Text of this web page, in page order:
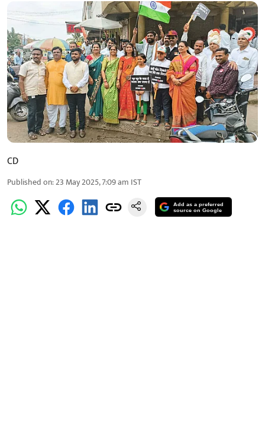
CD
Published on:23 May 2025, 7:09 am IST
Add as a preferred
source on Google